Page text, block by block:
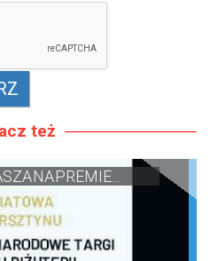
też
NA PREMIE...